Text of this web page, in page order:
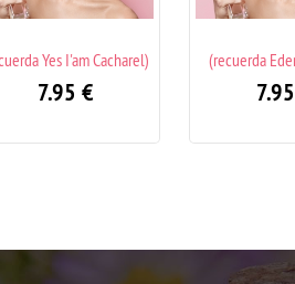
(recuerda Eden Cacharel)
7.95€
(recuerda